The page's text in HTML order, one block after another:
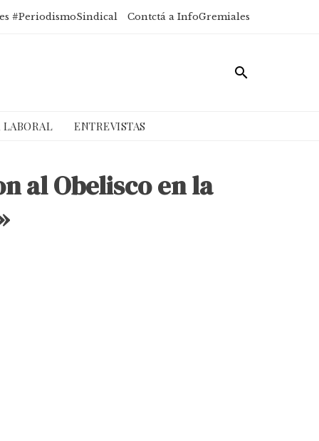
#PeriodismoSindical Contctá a InfoGremiales
LABORAL ENTREVISTAS
al Obelisco en la